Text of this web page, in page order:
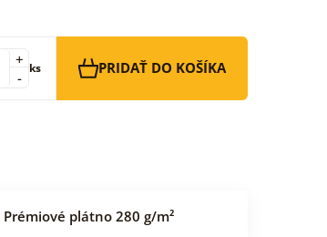
-
+ ks PRIDAŤ DO KOŠÍKA
Prémiové plátno 280 g/m²